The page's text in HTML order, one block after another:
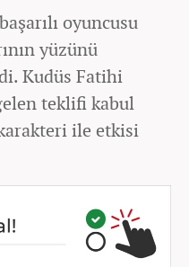
oyuncusu
yüzünü
Kudüs Fatihi
teklifi kabul
karakteri ile etkisi